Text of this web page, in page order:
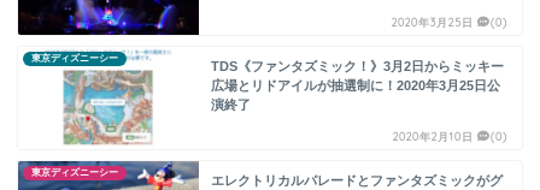
2020年3月25日 (0)
東京ディズニーシー
TDS《ファンタズミック！》3月2日からミッキー
広場とリドアイルが抽選制に！2020年3月25日公
演終了
2020年2月10日 (0)
東京ディズニーシー
エレクトリカルパレードとファンタズミックがグ